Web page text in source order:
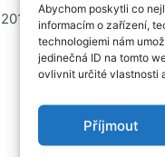
Abychom poskytli co
informacím o zařízení,
technologiemi nám
jedinečná ID na tomto
ovlivnit určité vlastnosti
Příjmout
kód motoru: 9HX